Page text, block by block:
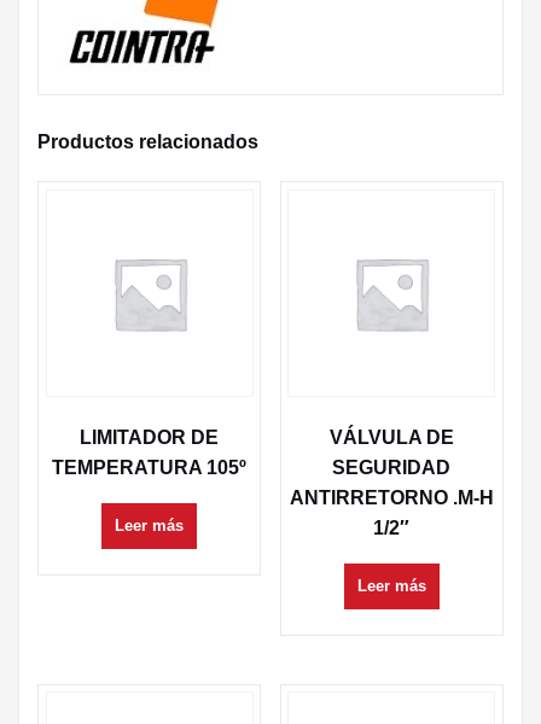
Productos relacionados
LIMITADOR DE
TEMPERATURA 105º
Leer más
VÁLVULA DE
SEGURIDAD
ANTIRRETORNO .M-H
1/2″
Leer más